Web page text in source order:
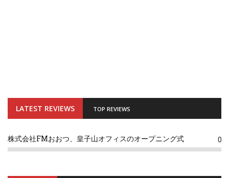
LATEST REVIEWS TOP REVIEWS
株式会社FMおおつ、皇子山オフィスのオープニング式 0